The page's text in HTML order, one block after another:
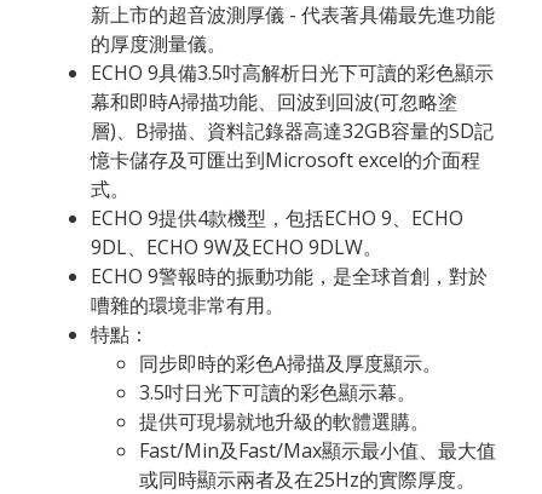
新上市的超音波測厚儀 - 代表著具備最先進功能
的厚度測量儀。
ECHO 9具備3.5吋高解析日光下可讀的彩色顯示
幕和即時A掃描功能、回波到回波(可忽略塗
層)、B掃描、資料記錄器高達32GB容量的SD記
憶卡儲存及可匯出到Microsoft excel的介面程
式。
ECHO 9提供4款機型，包括ECHO 9、ECHO
9DL、ECHO 9W及ECHO 9DLW。
ECHO 9警報時的振動功能，是全球首創，對於
嘈雜的環境非常有用。
特點：
同步即時的彩色A掃描及厚度顯示。
3.5吋日光下可讀的彩色顯示幕。
提供可現場就地升級的軟體選購。
Fast/Min及Fast/Max顯示最小值、最大值
或同時顯示兩者及在25Hz的實際厚度。